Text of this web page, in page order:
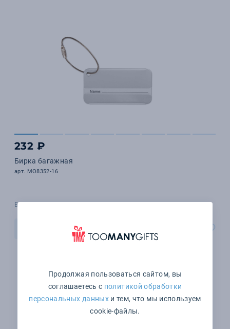
232 ₽
Бирка багажная
арт. MO8352-16
В наличии 13437 шт.
Продолжая пользоваться сайтом, вы
соглашаетесь с политикой обработки
персональных данныхи тем, что мы используем
cookie-файлы.